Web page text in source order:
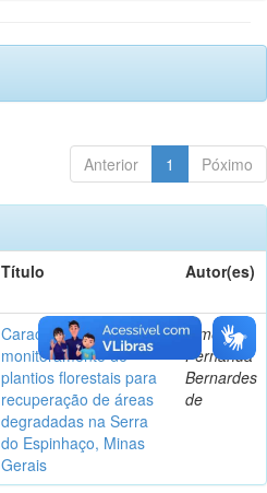
Anterior 1 Póximo
Título Autor(es)
Caracterização e
monitoramento de
plantios florestais para
recuperação de áreas
degradadas na Serra
do Espinhaço, Minas
Gerais
Almeida,
Fernanda
Bernardes
de